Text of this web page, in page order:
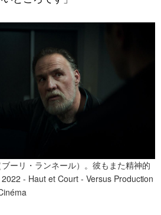
ーリ・ランネール）。彼もまた精神的
- Haut et Court - Versus Production